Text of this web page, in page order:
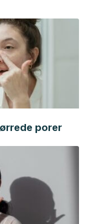
y odontología: una
Castellanos, and
temprano de
Hawley de
Electrónica Dr.
“Maloclusión clase III
de Ciencias Médicas
de la maloclusión
facial . Diss.
“Maloclusión clase III
porer